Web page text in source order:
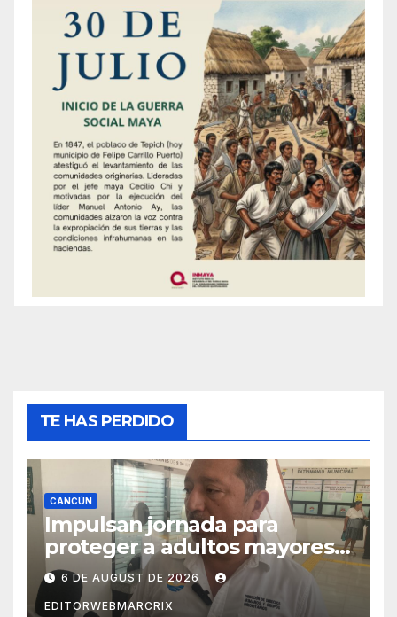
TE HAS PERDIDO
CANCÚN
Impulsan jornada para
proteger a adultos mayores
de fraudes en Cancún
6 DE AUGUST DE 2026
EDITORWEBMARCRIX